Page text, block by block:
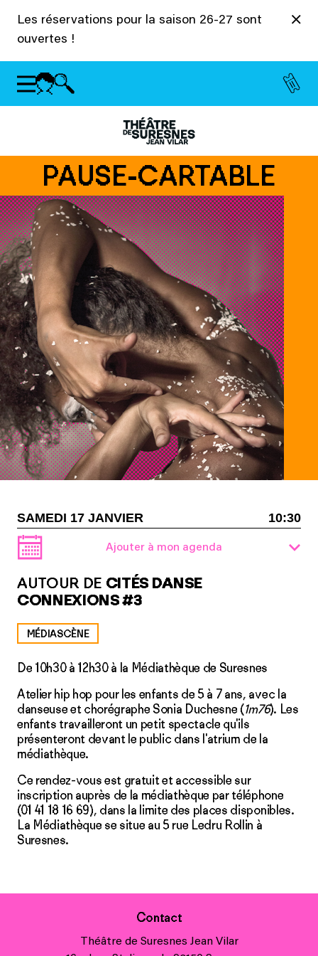
Les réservations pour la saison 26-27 sont
ouvertes !
PAUSE-CARTABLE
SAMEDI 17 JANVIER 10:30
Ajouter à mon agenda
AUTOUR DE CITÉS DANSE
CONNEXIONS #3
MÉDIASCÈNE
De 10h30 à 12h30 à la Médiathèque de Suresnes
Atelier hip hop pour les enfants de 5 à 7 ans, avec la
danseuse et chorégraphe Sonia Duchesne (1m76). Les
enfants travailleront un petit spectacle qu'ils
présenteront devant le public dans l'atrium de la
médiathèque.
Ce rendez-vous est gratuit et accessible sur
inscription auprès de la médiathèque par téléphone
(01 41 18 16 69), dans la limite des places disponibles.
La Médiathèque se situe au 5 rue Ledru Rollin à
Suresnes.
Contact
Théâtre de Suresnes Jean Vilar